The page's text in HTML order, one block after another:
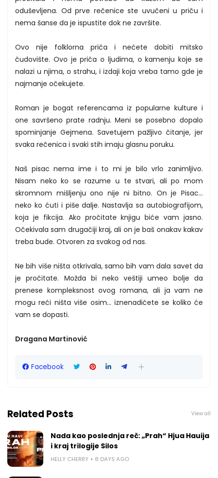
oduševljena. Od prve rečenice ste uvučeni u priču i
nema šanse da je ispustite dok ne završite.
Ovo nije folklorna priča i nećete dobiti mitsko
čudovište. Ovo je priča o ljudima, o kamenju koje se
nalazi u njima, o strahu, i izdaji koja vreba tamo gde je
najmanje očekujete.
Roman je bogat referencama iz popularne kulture i
one savršeno prate radnju. Meni se posebno dopalo
spominjanje Gejmena. Savetujem pažljivo čitanje, jer
svaka rečenica i svaki stih imaju glasnu poruku.
Naš pisac nema ime i to mi je bilo vrlo zanimljivo.
Nisam neko ko se razume u te stvari, ali po mom
skromnom mišljenju ono nije ni bitno. On je Pisac...
neko ko ćuti i piše dalje. Nastavlja sa autobiografijom,
koja je fikcija. Ako pročitate knjigu biće vam jasno.
Očekivala sam drugačiji kraj, ali on je baš onakav kakav
treba bude. Otvoren za svakog od nas.
Ne bih više ništa otkrivala, samo bih vam dala savet da
je pročitate. Možda bi neko veštiji umeo bolje da
prenese kompleksnost ovog romana, ali ja vam ne
mogu reći ništa više osim... iznenadićete se koliko će
vam se dopasti.
Dragana Martinović
Facebook
Related Posts View all
Nada kao poslednja reč: „Prah“ Hjua Hauija
i kraj trilogije Silos
HELLY CHERRY 8 DAYS AGO